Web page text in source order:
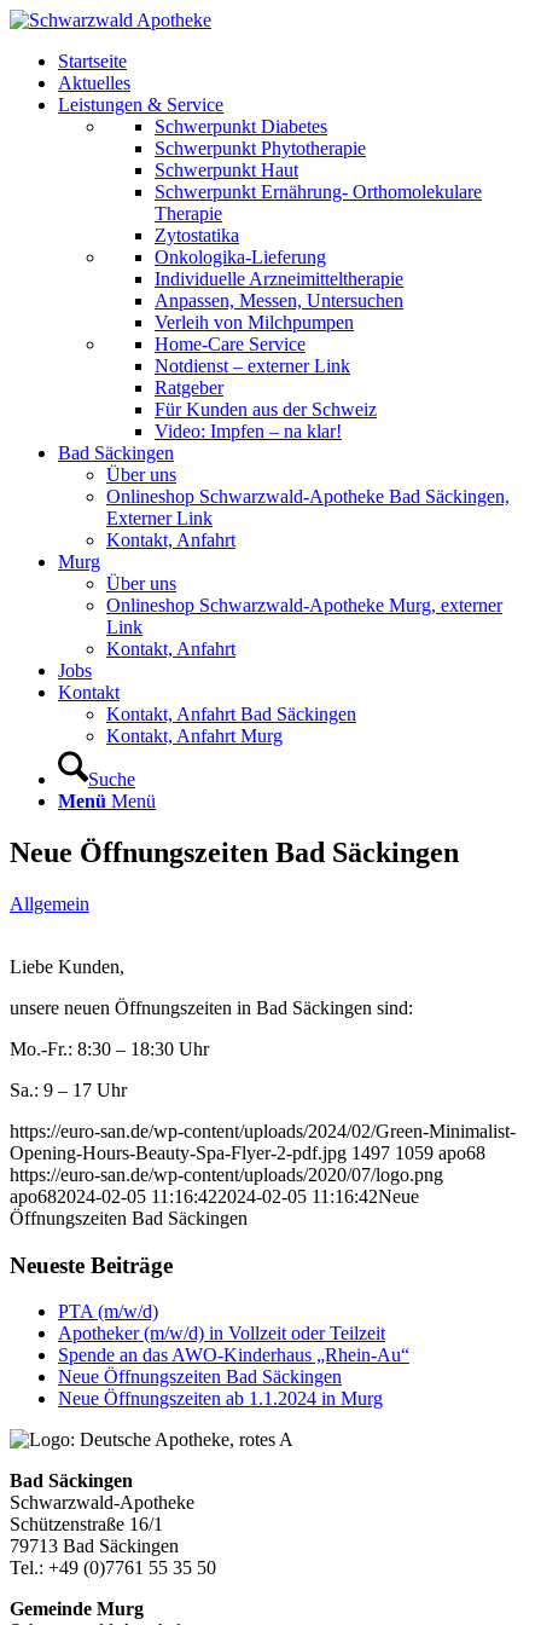
Startseite
Aktuelles
Leistungen & Service
Schwerpunkt Diabetes
Schwerpunkt Phytotherapie
Schwerpunkt Haut
Schwerpunkt Ernährung- Orthomolekulare
Therapie
Zytostatika
Onkologika-Lieferung
Individuelle Arzneimitteltherapie
Anpassen, Messen, Untersuchen
Verleih von Milchpumpen
Home-Care Service
Notdienst – externer Link
Ratgeber
Für Kunden aus der Schweiz
Video: Impfen – na klar!
Bad Säckingen
Über uns
Onlineshop Schwarzwald-Apotheke Bad Säckingen,
Externer Link
Kontakt, Anfahrt
Murg
Über uns
Onlineshop Schwarzwald-Apotheke Murg, externer
Link
Kontakt, Anfahrt
Jobs
Kontakt
Kontakt, Anfahrt Bad Säckingen
Kontakt, Anfahrt Murg
Suche
Menü Menü
Neue Öffnungszeiten Bad Säckingen
Allgemein
Liebe Kunden,
unsere neuen Öffnungszeiten in Bad Säckingen sind:
Mo.-Fr.: 8:30 – 18:30 Uhr
Sa.: 9 – 17 Uhr
https://euro-san.de/wp-content/uploads/2024/02/Green-Minimalist-
Opening-Hours-Beauty-Spa-Flyer-2-pdf.jpg 1497 1059 apo68
https://euro-san.de/wp-content/uploads/2020/07/logo.png
apo682024-02-05 11:16:422024-02-05 11:16:42Neue
Öffnungszeiten Bad Säckingen
Neueste Beiträge
PTA (m/w/d)
Apotheker (m/w/d) in Vollzeit oder Teilzeit
Spende an das AWO-Kinderhaus „Rhein-Au“
Neue Öffnungszeiten Bad Säckingen
Neue Öffnungszeiten ab 1.1.2024 in Murg
Bad Säckingen
Schwarzwald-Apotheke
Schützenstraße 16/1
79713 Bad Säckingen
Tel.: +49 (0)7761 55 35 50
Gemeinde Murg